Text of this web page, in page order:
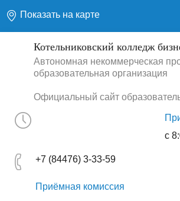
Показать на карте
Котельниковский колледж
Автономная некоммерческая
образовательная организация
Официальный сайт
с
+7 (84476) 3-33-59
Приёмная комиссия